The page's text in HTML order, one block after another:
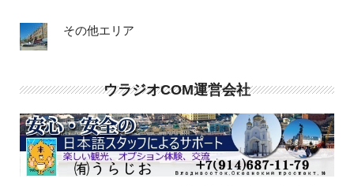
その他エリア
ウラジオCOM運営会社